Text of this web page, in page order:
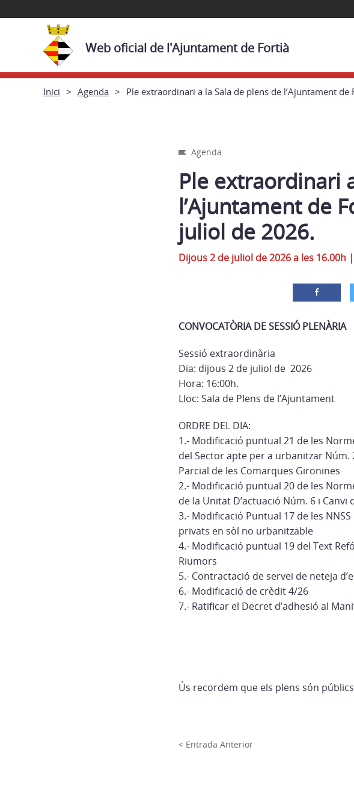
Web oficial de l'Ajuntament de Fortià
Inici Agenda Ple extraordinari a la Sala de plens de l’Ajuntament
Agenda
Ple extraordinari
l’Ajuntament de
juliol de 2026.
Dijous 2 de juliol de 2026 a les 16.00h |
CONVOCATÒRIA DE SESSIÓ PLENÀRIA
Sessió extraordinària
Dia: dijous 2 de juliol de 2026
Hora: 16:00h.
Lloc: Sala de Plens de l’Ajuntament
ORDRE DEL DIA:
1.- Modificació puntual 21 de les
del Sector apte per a urbanitzar Núm.
Parcial de les Comarques Gironines
2.- Modificació puntual 20 de les
de la Unitat D’actuació Núm. 6 i
3.- Modificació Puntual 17 de les
privats en sòl no urbanitzable
4.- Modificació puntual 19 del Text
Riumors
5.- Contractació de servei de neteja
6.- Modificació de crèdit 4/26
7.- Ratificar el Decret d’adhesió al
Ús recordem que els plens són
< Entrada Anterior